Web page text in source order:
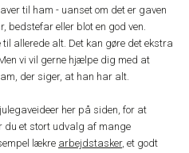
til ham - uanset om det er gaven
bedstefar eller blot en god ven.
allerede alt. Det kan gøre det ekstra
vi vil gerne hjælpe dig med at
der siger, at han har alt.
her på siden, for at
du et stort udvalg af mange
lækre arbejdstasker, et godt